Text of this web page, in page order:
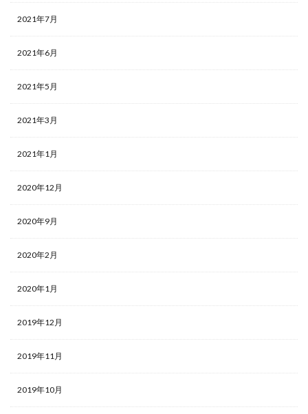
2021年7月
2021年6月
2021年5月
2021年3月
2021年1月
2020年12月
2020年9月
2020年2月
2020年1月
2019年12月
2019年11月
2019年10月